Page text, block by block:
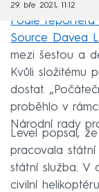
29. bře 2021, 11:12
Podle reportéra
Source Davea
mezi šestou a
Kvůli složitému
dostat.
proběhlo v
Národní rady
Level popsal,
pracovala
státní služba. V
civilní